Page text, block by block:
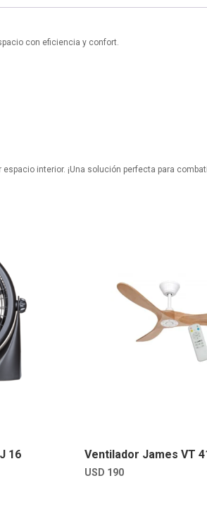
con eficiencia y confort.
interior. ¡Una solución perfecta para
16 Ventilador James VT
USD 190